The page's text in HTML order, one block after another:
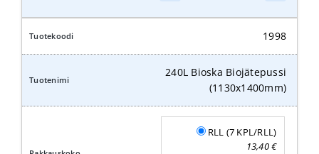
Biojätepussi
1998
240L Bioska Biojätepussi
(1130x1400mm)
RLL (7 KPL/RLL)
13,40€